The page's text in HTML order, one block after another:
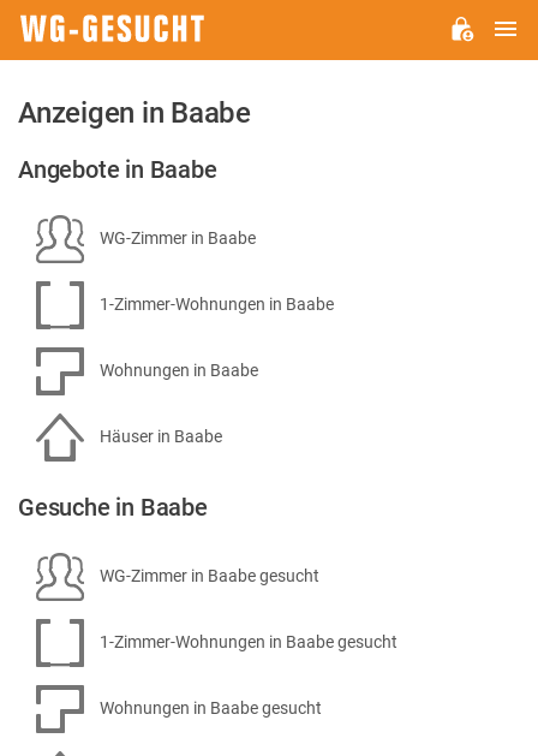
Anzeigen in Baabe
Angebote in Baabe
WG-Zimmer in Baabe
1-Zimmer-Wohnungen in Baabe
Wohnungen in Baabe
Häuser in Baabe
Gesuche in Baabe
WG-Zimmer in Baabe gesucht
1-Zimmer-Wohnungen in Baabe gesucht
Wohnungen in Baabe gesucht